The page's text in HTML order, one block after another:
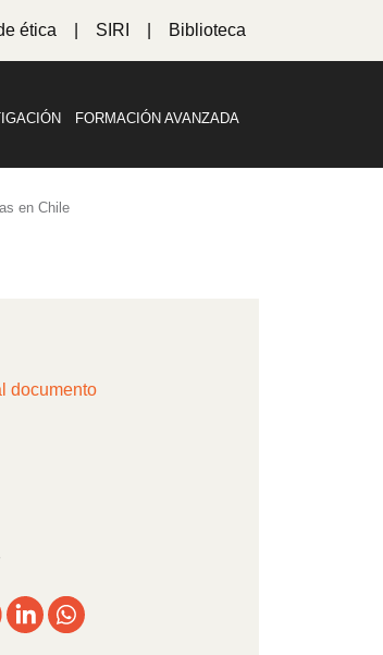
ética SIRI Biblioteca
FORMACIÓN AVANZADA
en Chile
documento